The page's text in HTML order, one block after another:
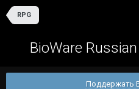
RPG
BioWare
Поддержать